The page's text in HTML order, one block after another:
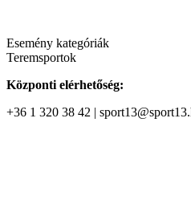
Esemény kategóriák
Teremsportok
Központi elérhetőség:
+36 1 320 38 42 |